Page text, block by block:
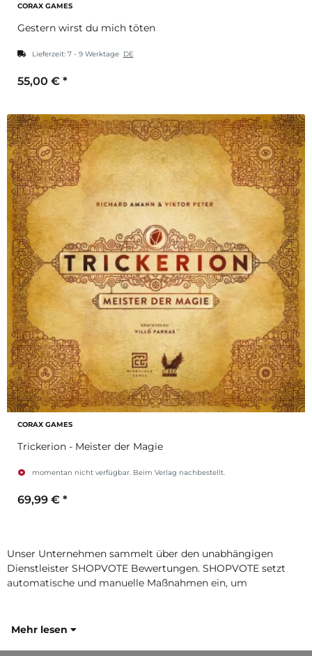
CORAX GAMES
Gestern wirst du mich töten
Lieferzeit: 7 - 9 Werktage DE
55,00 € *
CORAX GAMES
Trickerion - Meister der Magie
momentan nicht verfügbar. Beim Verlag nachbestellt.
69,99 € *
Unser Unternehmen sammelt über den unabhängigen
Dienstleister SHOPVOTE Bewertungen. SHOPVOTE setzt
automatische und manuelle Maßnahmen ein, um
Mehr lesen